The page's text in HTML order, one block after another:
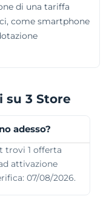
di una tariffa
come smartphone
su 3 Store
adesso?
trovi 1 offerta
attivazione
07/08/2026.